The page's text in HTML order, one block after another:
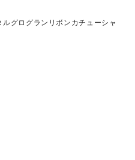
グログランリボンカチューシャ